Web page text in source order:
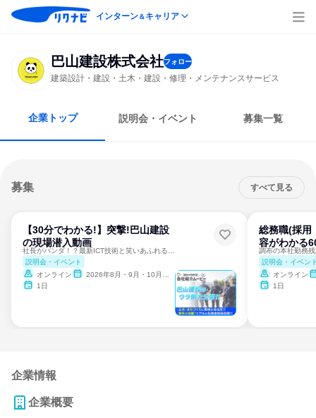
インターン＆キャリア
巴山建設株式会社フォロー
建築設計・建設・土木・建設・修理・メンテナンスサービス
企業トップ 説明会・イベント 募集一覧
募集 すべて見る
【30分でわかる!】突撃!巴山建設
の現場潜入動画
説明会・イベント
オンライン
2026年8月・9月・10月・11月・12月
1日
総務職(採用
容がわかる
説明会・イベン
オンライン
1日
企業情報
企業概要